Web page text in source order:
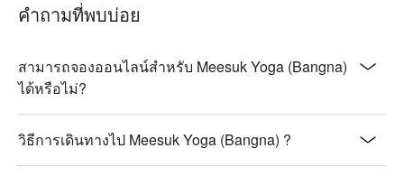
คำถามที่พบบ่อย
สามารถจองออนไลน์สำหรับ Meesuk Yoga (Bangna)
ได้หรือไม่?
วิธีการเดินทางไป Meesuk Yoga (Bangna) ?